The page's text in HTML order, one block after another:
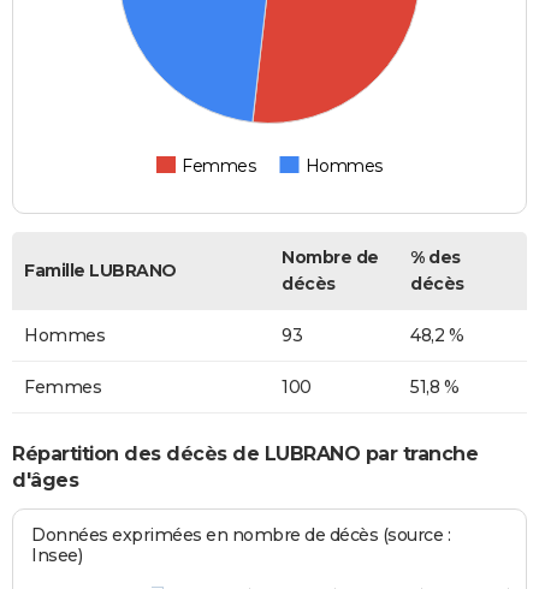
Femmes Hommes
Famille LUBRANO
Nombre de
décès
% des
décès
Hommes 93 48,2 %
Femmes 100 51,8 %
Répartition des décès de LUBRANO par tranche
d'âges
Données exprimées en nombre de décès (source :
Insee)